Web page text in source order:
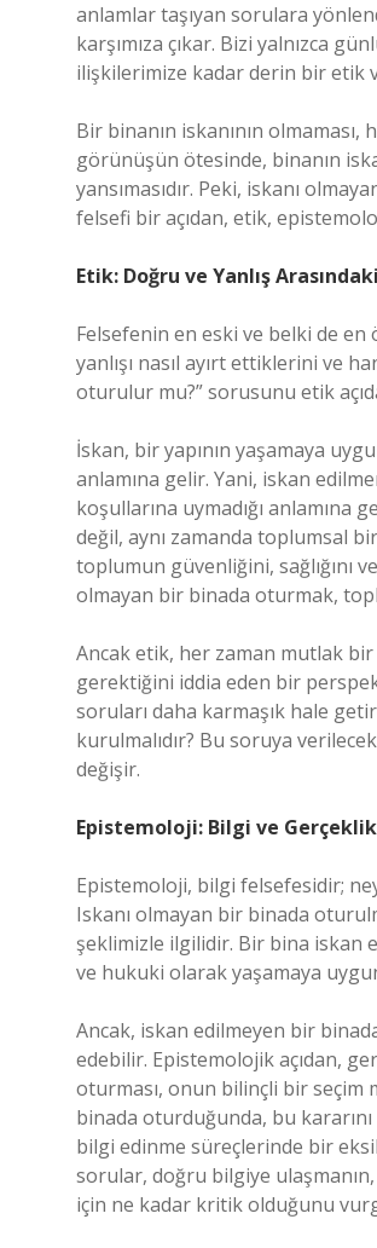
anlamlar taşıyan sorulara
karşımıza çıkar. Bizi yalnızca
ilişkilerimize kadar derin bir etik
Bir binanın iskanının
görünüşün ötesinde, binanın
yansımasıdır. Peki, iskanı
felsefi bir açıdan, etik,
Etik: Doğru ve Yanlış
Felsefenin en eski ve belki de
yanlışı nasıl ayırt ettiklerini ve
oturulur mu?” sorusunu etik
İskan, bir yapının yaşamaya
anlamına gelir. Yani, iskan
koşullarına uymadığı
değil, aynı zamanda toplumsal
toplumun güvenliğini, sağlığını
olmayan bir binada oturmak,
Ancak etik, her zaman mutlak
gerektiğini iddia eden bir
soruları daha karmaşık hale
kurulmalıdır? Bu soruya
değişir.
Epistemoloji: Bilgi ve
Epistemoloji, bilgi felsefesidir;
Iskanı olmayan bir binada
şeklimizle ilgilidir. Bir bina iskan
ve hukuki olarak yaşamaya
Ancak, iskan edilmeyen bir
edebilir. Epistemolojik açıdan,
oturması, onun bilinçli bir seçim
binada oturduğunda, bu
bilgi edinme süreçlerinde bir
sorular, doğru bilgiye
için ne kadar kritik olduğunu